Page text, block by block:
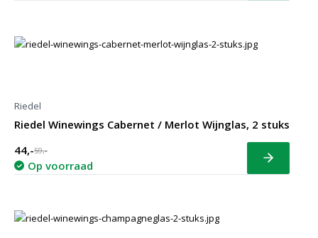
Riedel
Riedel Winewings Cabernet / Merlot Wijnglas, 2 stuks
44,-59,-
Op voorraad Bekijk